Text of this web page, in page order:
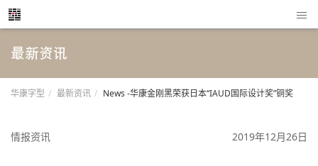
最新资讯
华康字型 最新资讯 News -华康金刚黑荣获日本“IAUD国际设计奖”铜奖
情报资讯 2019年12月26日